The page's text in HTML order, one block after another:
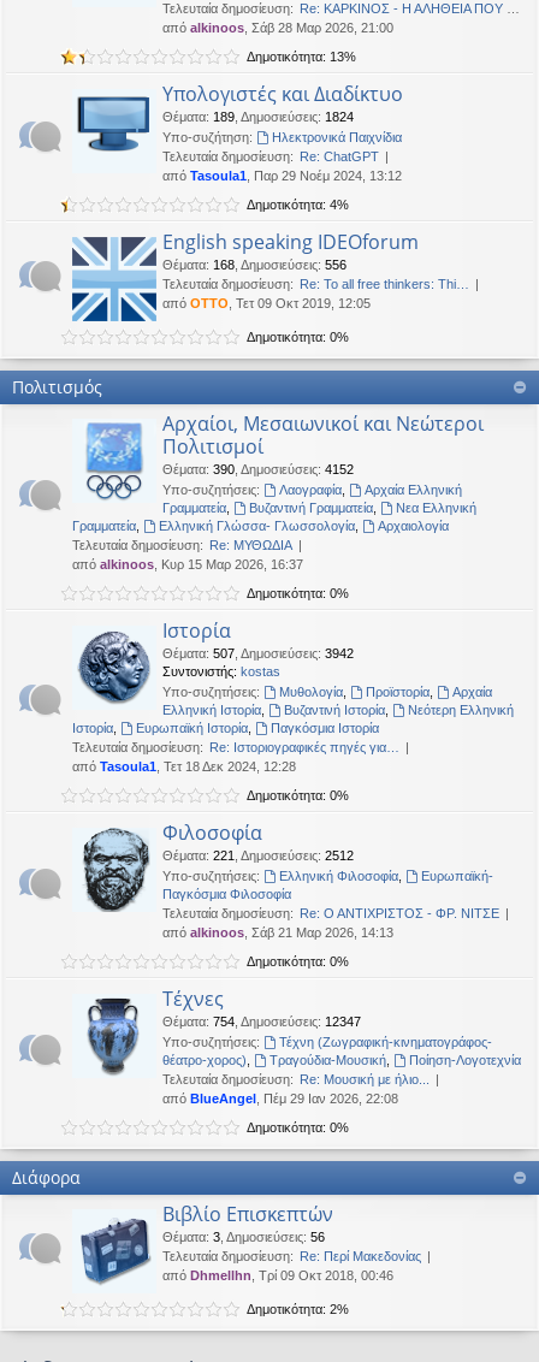
Τελευταία δημοσίευση: Re: ΚΑΡΚΙΝΟΣ - Η ΑΛΗΘΕΙΑ ΠΟΥ …
από alkinoos , Σάβ 28 Μαρ 2026, 21:00
Δημοτικότητα: 13%
Υπολογιστές και Διαδίκτυο
Θέματα: 189 Δημοσιεύσεις: 1824
Υπο-συζήτηση:
Ηλεκτρονικά Παιχνίδια
Τελευταία δημοσίευση: Re: ChatGPT
από Tasoula1 , Παρ 29 Νοέμ 2024, 13:12
Δημοτικότητα: 4%
English speaking IDEOforum
Θέματα: 168 Δημοσιεύσεις: 556
Τελευταία δημοσίευση: Re: To all free thinkers: Thi…
από OTTO , Τετ 09 Οκτ 2019, 12:05
Δημοτικότητα: 0%
Πολιτισμός
Αρχαίοι, Μεσαιωνικοί και Νεώτεροι
Πολιτισμοί
Θέματα: 390 Δημοσιεύσεις: 4152
Υπο-συζητήσεις:
Λαογραφία,
Αρχαία Ελληνική
Γραμματεία
Βυζαντινή Γραμματεία,
Νεα Ελληνική
Γραμματεία
Ελληνική Γλώσσα- Γλωσσολογία,
Αρχαιολογία
Τελευταία δημοσίευση: Re: ΜΥΘΩΔΙΑ
από alkinoos , Κυρ 15 Μαρ 2026, 16:37
Δημοτικότητα: 0%
Ιστορία
Θέματα: 507 Δημοσιεύσεις: 3942
Συντονιστής: kostas
Υπο-συζητήσεις:
Μυθολογία, Προϊστορία,
Αρχαία
Ελληνική Ιστορία
Βυζαντινή Ιστορία,
Νεότερη Ελληνική
Ιστορία
Ευρωπαϊκή Ιστορία,
Παγκόσμια Ιστορία
Τελευταία δημοσίευση: Re: Ιστοριογραφικές πηγές για…
από Tasoula1 , Τετ 18 Δεκ 2024, 12:28
Δημοτικότητα: 0%
Φιλοσοφία
Θέματα: 221 Δημοσιεύσεις: 2512
Υπο-συζητήσεις:
Ελληνική Φιλοσοφία,
Ευρωπαϊκή-
Παγκόσμια Φιλοσοφία
Τελευταία δημοσίευση: Re: Ο ΑΝΤΙΧΡΙΣΤΟΣ - ΦΡ. ΝΙΤΣΕ
από alkinoos , Σάβ 21 Μαρ 2026, 14:13
Δημοτικότητα: 0%
Τέχνες
Θέματα: 754 Δημοσιεύσεις: 12347
Υπο-συζητήσεις:
Τέχνη (Ζωγραφική-κινηματογράφος-
θέατρο-χορος)
Τραγούδια-Μουσική,
Ποίηση-Λογοτεχνία
Τελευταία δημοσίευση: Re: Μουσική με ήλιο...
από BlueAngel , Πέμ 29 Ιαν 2026, 22:08
Δημοτικότητα: 0%
Διάφορα
Βιβλίο Επισκεπτών
Θέματα: 3 Δημοσιεύσεις: 56
Τελευταία δημοσίευση: Re: Περί Μακεδονίας
από Dhmellhn , Τρί 09 Οκτ 2018, 00:46
Δημοτικότητα: 2%